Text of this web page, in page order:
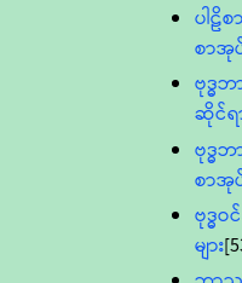
ပါဠိ
စာအုပ်
ဗုဒ္ဓ
ဆိုင်ရ
ဗုဒ္ဓ
စာအုပ်
ဗုဒ္ဓ
များ